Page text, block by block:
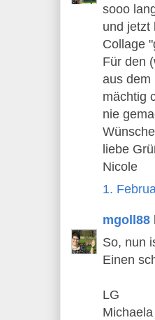
sooo
und jetzt
Collage
Für den
aus dem
mächtig
nie
liebe
Nicole
1.
mgoll88
So, nun
Einen
LG
Michaela